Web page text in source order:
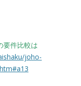
要件比較は
joho-